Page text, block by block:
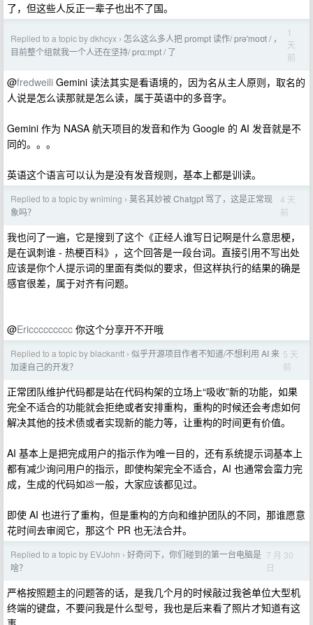
了，但这些人反正一辈子也出不了国。
Replied to a topic by dkhcyx › 怎么这么多人把 prompt 读作/ prəˈmoʊt / ，
目前整个组就我一个人还在坚持/ prɑːmpt / 了
1
天
前
@fredweili Gemini 读法其实是看语境的，因为名从主人原则，取名的
人说是怎么读那就是怎么读，属于英语中的多音字。
Gemini 作为 NASA 航天项目的发音和作为 Google 的 AI 发音就是不
同的。。。
英语这个语言可以认为是没有发音规则，基本上都是训读。
Replied to a topic by wniming › 莫名其妙被 Chatgpt 骂了，这是正常现
象吗？
4 天
前
我也问了一遍，它是搜到了这个《正经人谁写日记啊是什么意思梗，
是在讽刺谁 - 热梗百科》，这个回答是一段台词。直接引用不写出处
应该是你个人提示词的里面有类似的要求，但这样执行的结果的确是
感官很差，属于对齐有问题。
@Ericcccccccc 你这个分享开不开哦
Replied to a topic by blackantt › 似乎开源项目作者不知道/不想利用 AI 来
加速自己的开发？
5 天
前
正常团队维护代码都是站在代码构架的立场上“吸收”新的功能，如果
完全不适合的功能就会拒绝或者安排重构，重构的时候还会考虑如何
解决其他的技术债或者实现新的能力等，让重构的时间更有价值。
AI 基本上是把完成用户的指示作为唯一目的，还有系统提示词基本上
都有减少询问用户的指示，即使构架完全不适合，AI 也通常会蛮力完
成，生成的代码如💩一般，大家应该都见过。
即使 AI 也进行了重构，但是重构的方向和维护团队的不同，那谁愿意
花时间去审阅它，那这个 PR 也无法合并。
Replied to a topic by EVJohn › 好奇问下，你们碰到的第一台电脑是
啥？
7 月 30
日
严格按照题主的问题答的话，是我几个月的时候敲过我爸单位大型机
终端的键盘，不要问我是什么型号，我也是后来看了照片才知道有这